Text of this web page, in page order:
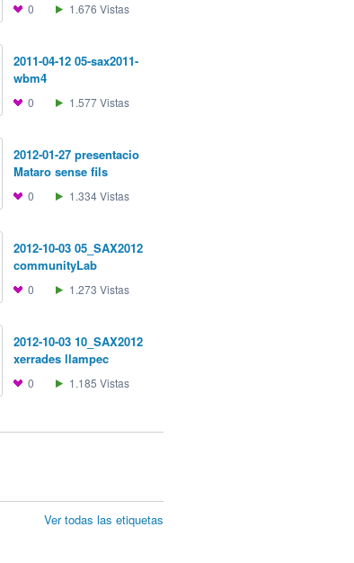
0 1.676 Vistas
2011-04-12 05-sax2011-
wbm4
0 1.577Vistas
2012-01-27 presentacio
Mataro sense fils
0 1.334Vistas
2012-10-03 05_SAX2012
communityLab
0 1.273 Vistas
2012-10-03 10_SAX2012
xerrades llampec
0 1.185 Vistas
Ver todas las etiquetas